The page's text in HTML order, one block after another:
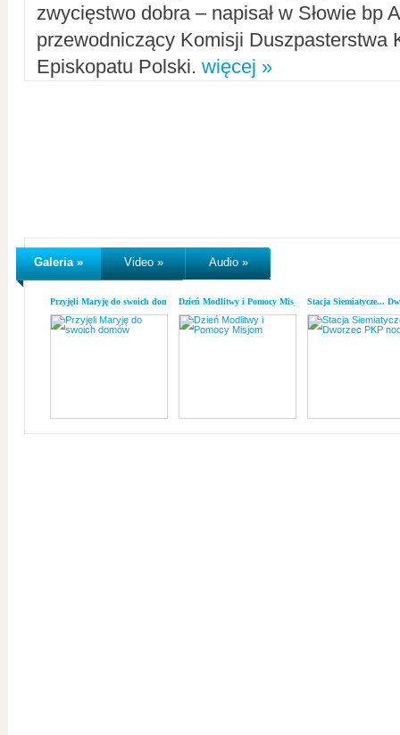
zwycięstwo dobra – napisał w Słowie bp
przewodniczący Komisji Duszpasterstwa
Episkopatu Polski. więcej »
Galeria » Video » Audio »
Przyjęli Maryję do swoich domówDzień Modlitwy i Pomocy MisjomStacja Siemiatycze...